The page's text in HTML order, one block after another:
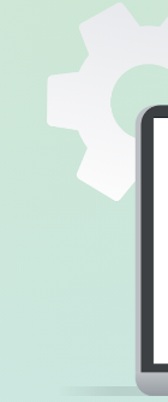
サポートします。
定を共に導きます。